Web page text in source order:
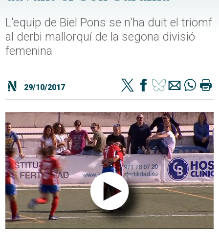
L'equip de Biel Pons se n'ha duit el triomf
al derbi mallorquí de la segona divisió
femenina
29/10/2017